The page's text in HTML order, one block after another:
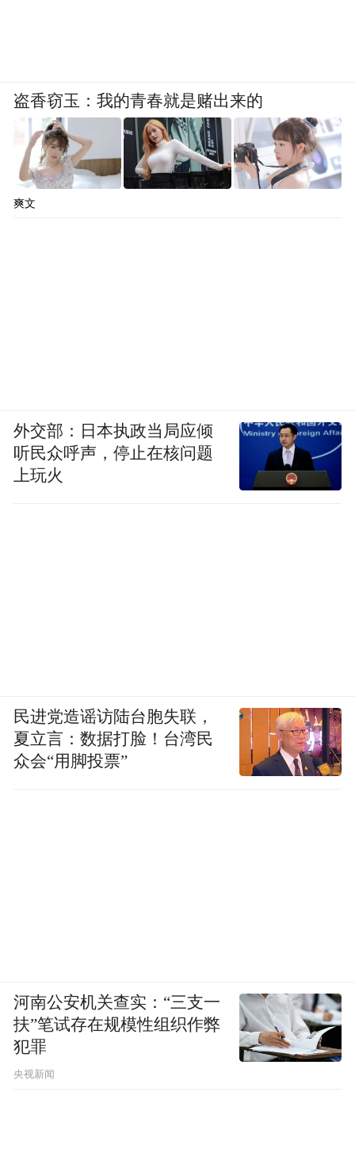
盗香窃玉：我的青春就是赌出来的
爽文
外交部：日本执政当局应倾
听民众呼声，停止在核问题
上玩火
民进党造谣访陆台胞失联，
夏立言：数据打脸！台湾民
众会“用脚投票”
河南公安机关查实：“三支一
扶”笔试存在规模性组织作弊
犯罪
央视新闻